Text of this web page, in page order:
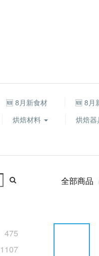
🆕 8月新食材 🆕 8月
烘焙材料 烘焙器
475
1107
全部商品